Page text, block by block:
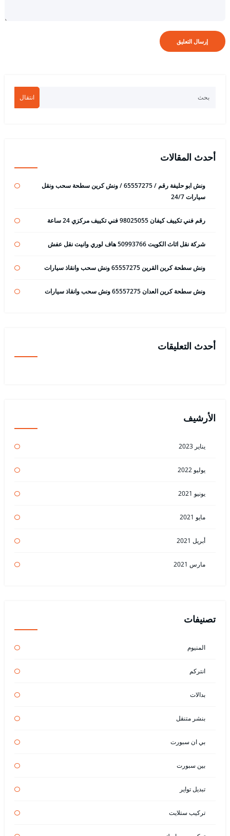
انتقال
أحدث المقالات
ونش ابو حليفة رقم / 65557275 / ونش كرين سطحة سحب ونقل
سيارات 24/7
رقم فني تكييف كيفان 98025055 فني تكييف مركزي 24 ساعة
شركة نقل اثاث الكويت 50993766 هاف لوري وانيت نقل عفش
ونش سطحة كرين القرين 65557275 ونش سحب وانقاذ سيارات
ونش سطحة كرين العدان 65557275 ونش سحب وانقاذ سيارات
أحدث التعليقات
الأرشيف
يناير 2023
يوليو 2022
يونيو 2021
مايو 2021
أبريل 2021
مارس 2021
تصنيفات
المنيوم
انتركم
بدالات
بنشر متنقل
بي ان سبورت
بين سبورت
تبديل تواير
تركيب ستلايت